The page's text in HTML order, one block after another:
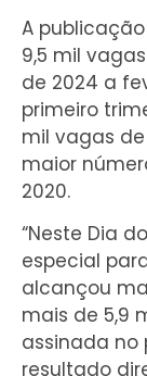
A
9,5 mil
de 2024 a
primeiro
mil vagas
maior
2020.
“Neste Dia
especial
alcançou
mais de 5,9
assinada no
resultado